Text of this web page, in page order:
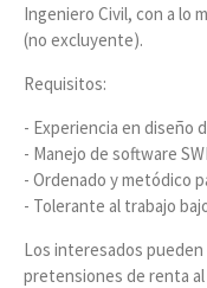
Ingeniero Civil, con a lo
(no excluyente).
Requisitos:
- Experiencia en diseño
- Manejo de software
- Ordenado y metódico
- Tolerante al trabajo
Los interesados
pretensiones de renta